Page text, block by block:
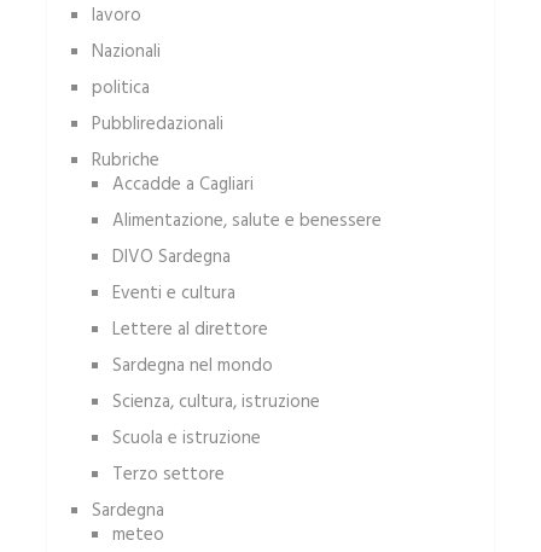
lavoro
Nazionali
politica
Pubbliredazionali
Rubriche
Accadde a Cagliari
Alimentazione, salute e benessere
DIVO Sardegna
Eventi e cultura
Lettere al direttore
Sardegna nel mondo
Scienza, cultura, istruzione
Scuola e istruzione
Terzo settore
Sardegna
meteo